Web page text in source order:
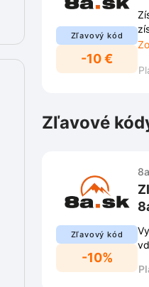
Zľavový kód
-10 €
Zľavové
Zľavový kód
-10%